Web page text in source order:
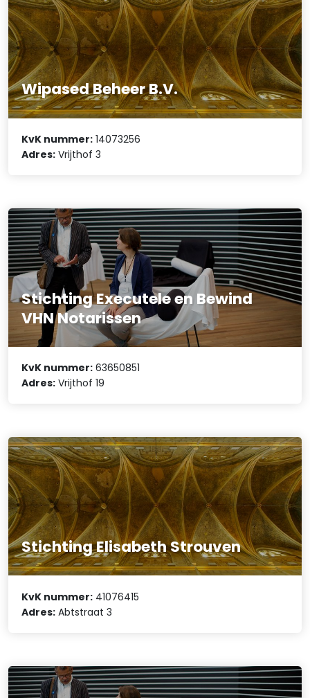
Wipased Beheer B.V.
KvK nummer: 14073256
Adres: Vrijthof 3
Stichting Executele en Bewind
VHN Notarissen
KvK nummer: 63650851
Adres: Vrijthof 19
Stichting Elisabeth Strouven
KvK nummer: 41076415
Adres: Abtstraat 3